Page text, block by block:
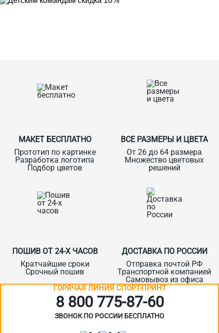
МАКЕТ БЕСПЛАТНО
Прототип по картинке
Разработка логотипа
Подбор цветов
ВСЕ РАЗМЕРЫ И ЦВЕТА
От 26 до 64 размера
Множество цветовых
решений
ПОШИВ ОТ 24-Х ЧАСОВ
Кратчайшие сроки
Срочный пошив
ДОСТАВКА ПО РОССИИ
Отправка почтой РФ
Транспортной компанией
Самовывоз из офиса
ГОРЯЧАЯ ЛИНИЯ СПОРТ-ПРИНТ
8 800 775‑87-60
ЗВОНОК ПО РОССИИ БЕСПЛАТНО